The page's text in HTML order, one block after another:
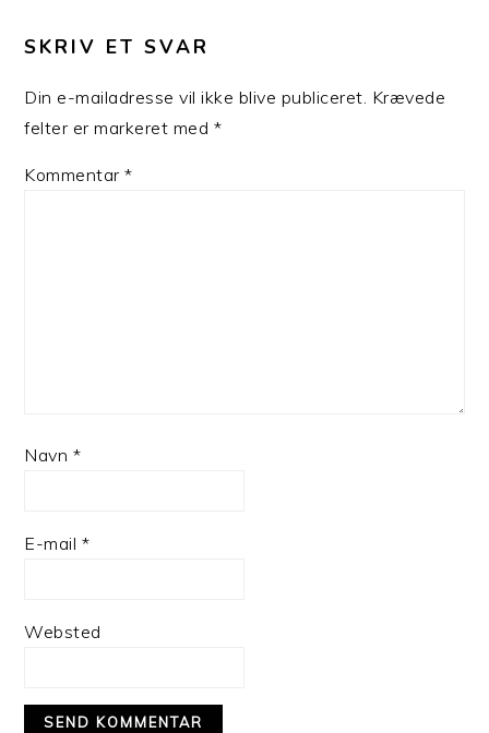
SKRIV ET SVAR
Din e-mailadresse vil ikke blive publiceret. Krævede
felter er markeret med *
Kommentar*
Navn *
E-mail *
Websted